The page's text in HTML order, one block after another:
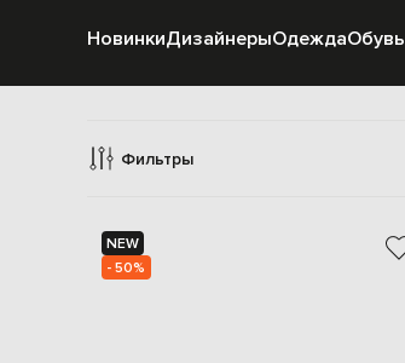
НовинкиДизайнерыОдеждаОбувь
Фильтры
NEW
- 50%